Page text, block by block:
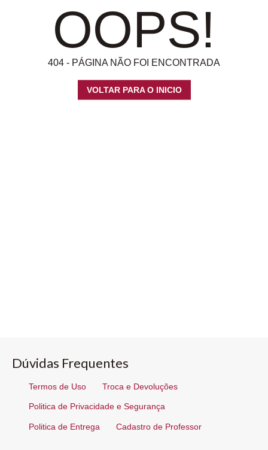
OOPS!
404 - PÁGINA NÃO FOI ENCONTRADA
VOLTAR PARA O INICIO
Dúvidas Frequentes
Termos de Uso Troca e Devoluções
Politica de Privacidade e Segurança
Politica de Entrega Cadastro de Professor